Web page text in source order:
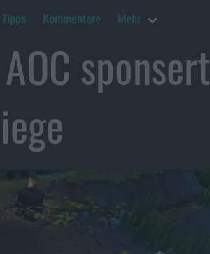
Tipps Kommentare Mehr
sponsert